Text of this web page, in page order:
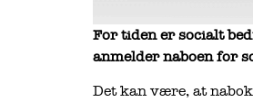
For tiden er socialt
anmelder naboen for
Det kan være, at